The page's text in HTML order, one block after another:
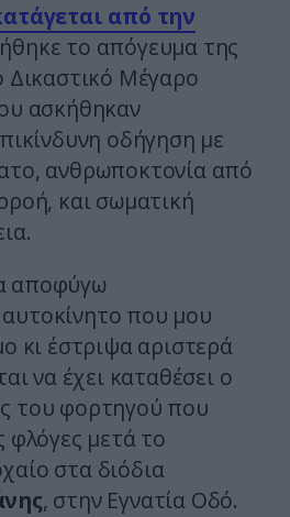
από την
το απόγευμα της
Δικαστικό Μέγαρο
ασκήθηκαν
οδήγηση με
ανθρωποκτονία από
και σωματική
αποφύγω
που μου
κι έστριψα αριστερά
να έχει καταθέσει ο
του φορτηγού που
φλόγες μετά το
στα διόδια
, στην Εγνατία Οδό.